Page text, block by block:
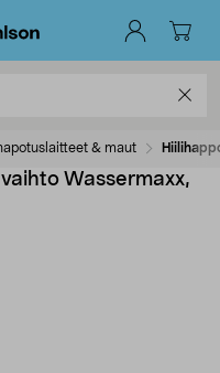
& maut
Wassermaxx,